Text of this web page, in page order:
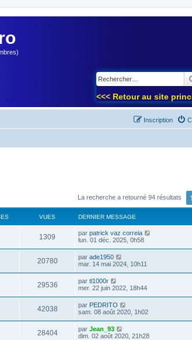
<<< Retour au site
Inscription
La recherche a retourné 94 résultats 1
VUES DERNIER MESSAGE
1309 par patrick vaz correia
lun. 01 déc. 2025, 0h58
20780 par ade1950
mar. 14 mai 2024, 10h11
29536 par tl1000r
mer. 22 juin 2022, 18h44
42038 par PEDRITO
sam. 08 août 2020, 1h02
28404 par Jean_93
dim. 02 août 2020, 21h28